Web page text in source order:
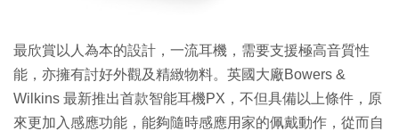
最欣賞以人為本的設計，一流耳機，需要支援極高音質性
能，亦擁有討好外觀及精緻物料。英國大廠Bowers &
Wilkins 最新推出首款智能耳機PX，不但具備以上條件，原
來更加入感應功能，能夠隨時感應用家的佩戴動作，從而自